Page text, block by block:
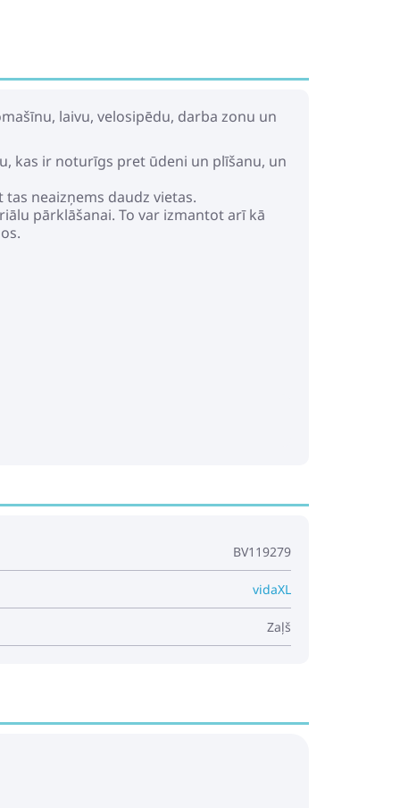
laivu, velosipēdu, darba zonu un
kas ir noturīgs pret ūdeni un plīšanu, un
neaizņems daudz vietas.
pārklāšanai. To var izmantot arī kā
BV119279
vidaXL
Zaļš